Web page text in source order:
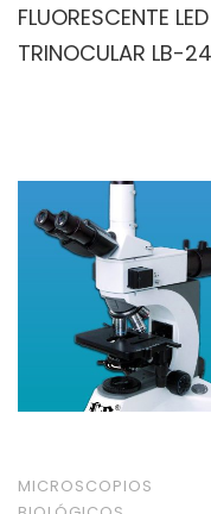
FLUORESCENTE LED
TRINOCULAR LB-
MICROSCOPIOS